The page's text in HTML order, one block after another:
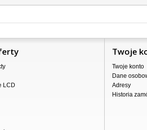
LCD
Twoje
Twoje konto
Dane
Adresy
Historia